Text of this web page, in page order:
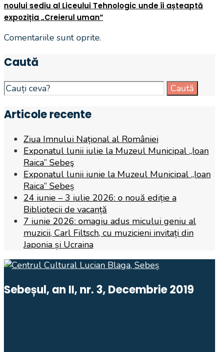
noului sediu al Liceului Tehnologic unde îi așteaptă
expoziția „Creierul uman”
Comentariile sunt oprite.
Caută
Search
for:
Caută
Articole recente
Ziua Imnului Național al României
Exponatul lunii iulie la Muzeul Municipal „Ioan
Raica” Sebeş
Exponatul lunii iunie la Muzeul Municipal „Ioan
Raica” Sebeș
24 iunie – 3 iulie 2026: o nouă ediție a
Bibliotecii de vacanță
7 iunie 2026: omagiu adus micului geniu al
muzicii, Carl Filtsch, cu muzicieni invitați din
Japonia și Ucraina
Sebeșul, an II, nr. 3, Decembrie 2019